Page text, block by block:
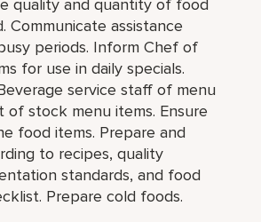
quality and quantity of food
Communicate assistance
periods. Inform Chef of
for use in daily specials.
service staff of menu
of stock menu items. Ensure
food items. Prepare and
to recipes, quality
standards, and food
Prepare cold foods.